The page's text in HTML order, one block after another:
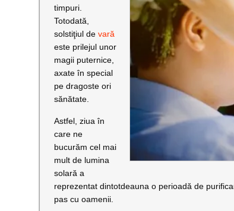
timpuri.
Totodată,
solstiţiul devară
este prilejul unor
magii puternice,
axate în special
pe dragoste ori
sănătate.
Astfel, ziua în
care ne
bucurăm cel mai
mult de lumina
solară a
reprezentat dintotdeauna o perioadă de
pas cu oamenii.